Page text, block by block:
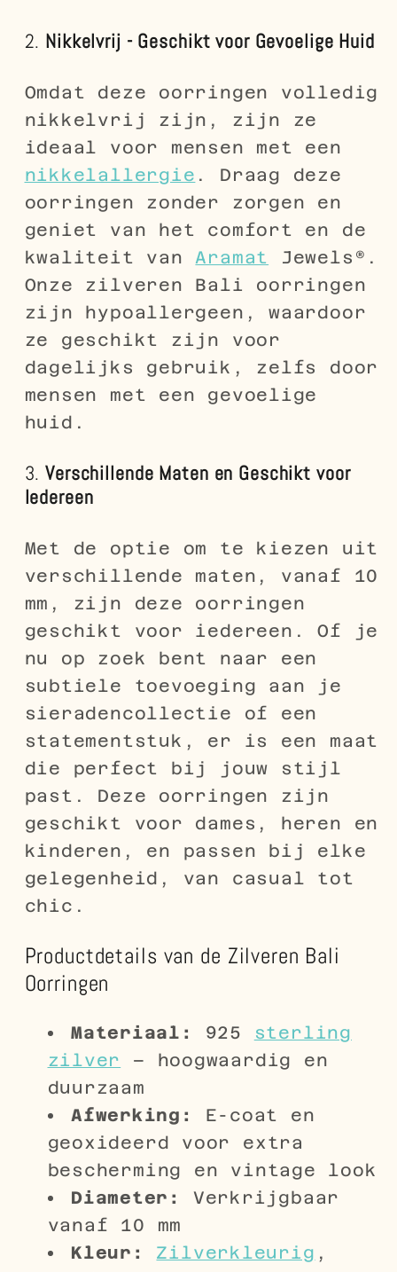
2. Nikkelvrij - Geschikt voor Gevoelige Huid
Omdat deze oorringen volledig
nikkelvrij zijn, zijn ze
ideaal voor mensen met een
nikkelallergie . Draag deze
oorringen zonder zorgen en
geniet van het comfort en de
kwaliteit van Aramat
Jewels®.
Onze zilveren Bali oorringen
zijn hypoallergeen, waardoor
ze geschikt zijn voor
dagelijks gebruik, zelfs door
mensen met een gevoelige
huid.
3.Verschillende Maten en Geschikt voor
Iedereen
Met de optie om te kiezen uit
verschillende maten, vanaf 10
mm, zijn deze oorringen
geschikt voor iedereen. Of je
nu op zoek bent naar een
subtiele toevoeging aan je
sieradencollectie of een
statementstuk, er is een maat
die perfect bij jouw stijl
past. Deze oorringen zijn
geschikt voor dames, heren en
kinderen, en passen bij elke
gelegenheid, van casual tot
chic.
Productdetails van de Zilveren Bali
Oorringen
Materiaal: 925
sterling
zilver – hoogwaardig en
duurzaam
Afwerking:
E-coat en
geoxideerd voor extra
bescherming en vintage look
Diameter:
Verkrijgbaar
vanaf 10 mm
Kleur:
Zilverkleurig ,